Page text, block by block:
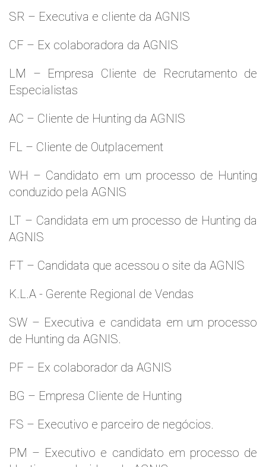
SR – Executiva e cliente da AGNIS
CF – Ex colaboradora da AGNIS
LM – Empresa Cliente de Recrutamento de
Especialistas
AC – Cliente de Hunting da AGNIS
FL – Cliente de Outplacement
WH – Candidato em um processo de Hunting
conduzido pela AGNIS
LT – Candidata em um processo de Hunting da
AGNIS
FT – Candidata que acessou o site da AGNIS
K.L.A - Gerente Regional de Vendas
SW – Executiva e candidata em um processo
de Hunting da AGNIS.
PF – Ex colaborador da AGNIS
BG – Empresa Cliente de Hunting
FS – Executivo e parceiro de negócios.
PM – Executivo e candidato em processo de